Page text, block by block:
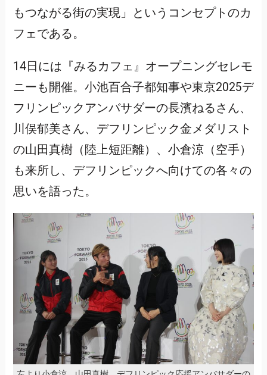
もつながる街の実現」というコンセプトのカ
フェである。
14日には『みるカフェ』オープニングセレモ
ニーも開催。小池百合子都知事や東京2025デ
フリンピックアンバサダーの長濱ねるさん、
川俣郁美さん、デフリンピック金メダリスト
の山田真樹（陸上短距離）、小倉涼（空手）
も来所し、デフリンピックへ向けての各々の
思いを語った。